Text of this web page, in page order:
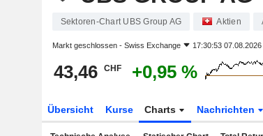
Sektoren-Chart UBS Group AG Aktien
Markt geschlossen - Swiss Exchange 17:30:53 07.08.2026
43,46 CHF +0,95 %
Übersicht Kurse Charts Nachrichten